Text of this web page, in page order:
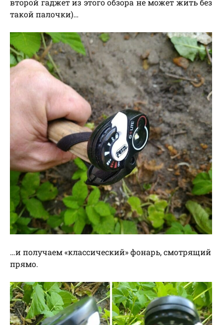
второй гаджет из этого обзора не может жить без
такой палочки)…
…и получаем «классический» фонарь, смотрящий
прямо.